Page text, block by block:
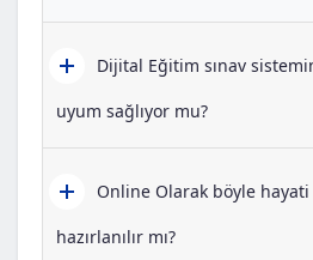
uyum sağlıyor mu?
hazırlanılır mı?